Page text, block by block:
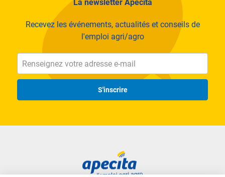
La newsletter Apecita
Recevez les événements, actualités et conseils de
l'emploi agri/agro
S'inscrire